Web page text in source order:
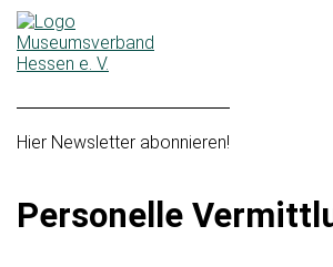
Hier Newsletter abonnieren!
Personelle